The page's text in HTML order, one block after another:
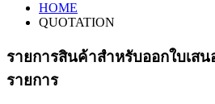
HOME
QUOTATION
รายการสินค้าสําหรับออกใบเส
รายการ